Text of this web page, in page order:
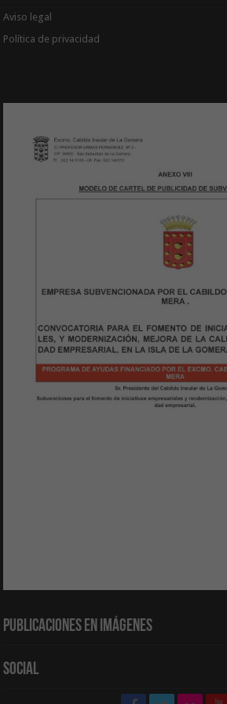
Aviso legal
Política de privacidad
Publicaciones en Imágenes
Social